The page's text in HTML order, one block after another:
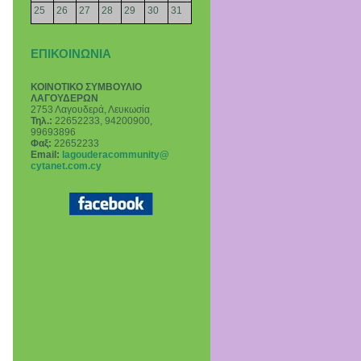
25
26 27 28 29 30 31
ΕΠΙΚΟΙΝΩΝΙΑ
ΚΟΙΝΟΤΙΚΟ ΣΥΜΒΟΥΛΙΟ
ΛΑΓΟΥΔΕΡΩΝ
2753 Λαγουδερά, Λευκωσία
Τηλ.: 22652233, 94200900,
99693896
Φαξ: 22652233
Email : lagouderacommunity@
cytanet.com.cy